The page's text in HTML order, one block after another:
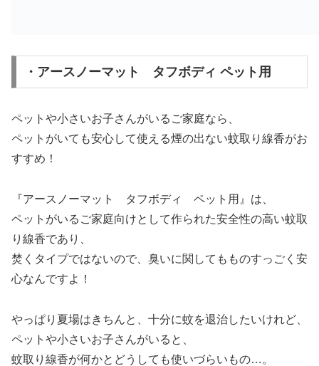
・アースノーマット タフボディ ペット用
ペットや小さいお子さんがいるご家庭なら、
ペットがいても安心して使える煙の出ない蚊取り線香がお
すすめ！
『アースノーマット タフボディ ペット用』は、
ペットがいるご家庭向けとして作られた安全性の高い蚊取
り線香であり、
焚くタイプではないので、臭いに関してもものすっごく安
心なんですよ！
やっぱり夏場はきちんと、十分に蚊を退治したいけれど、
ペットや小さいお子さんがいると、
蚊取り線香が何かとどうしても使いづらいもの…。